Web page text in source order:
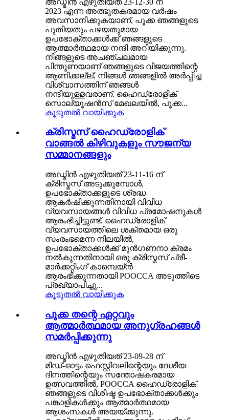
2023 എന്ന അത്ഭുതകരമായ വർഷം
അവസാനിക്കുകയാണ്, പൂക്ക ഞങ്ങളുടെ
പുതിയതും പഴയതുമായ
ഉപഭോക്താക്കൾക്ക് ഞങ്ങളുടെ
ആത്മാർത്ഥമായ നന്ദി അറിയിക്കുന്നു.
നിങ്ങളുടെ അചഞ്ചലമായ
പിന്തുണയാണ് ഞങ്ങളുടെ വിജയത്തിന്റെ
ആണിക്കല്ല്, നിങ്ങൾ ഞങ്ങളിൽ അർപ്പിച്ച
വിശ്വാസത്തിന് ഞങ്ങൾ
നന്ദിയുള്ളവരാണ്. ഹൈഡ്രോളിക്
സൊല്യൂഷൻസ് മേഖലയിൽ, പൂക്ക...
കൂടുതൽ വായിക്കുക
ക്രിസ്മസ് ഹൈഡ്രോളിക്
വാങ്ങൽ കിഴിവുകളും സൗജന്യ
സമ്മാനങ്ങളും
അഡ്മിൻ എഴുതിയത് 23-11-16 ന്
ക്രിസ്മസ് അടുക്കുമ്പോൾ,
ഉപഭോക്താക്കളുടെ ശ്രദ്ധ
ആകർഷിക്കുന്നതിനായി വിവിധ
വ്യവസായങ്ങൾ വിവിധ പ്രമോഷനുകൾ
ആരംഭിച്ചിട്ടുണ്ട്. ഹൈഡ്രോളിക്
വ്യവസായത്തിലെ ശക്തമായ ഒരു
സംരംഭമെന്ന നിലയിൽ,
ഉപഭോക്താക്കൾക്ക് മുൻഗണനാ ക്രമം
നൽകുന്നതിനായി ഒരു ക്രിസ്മസ് പ്രീ-
മാർക്കറ്റിംഗ് കാമ്പെയ്‌ൻ
ആരംഭിക്കുന്നതായി POOCCA അടുത്തിടെ
പ്രഖ്യാപിച്ചു...
കൂടുതൽ വായിക്കുക
പൂക്ക തന്റെ ഏറ്റവും
ആത്മാർത്ഥമായ അനുഗ്രഹങ്ങൾ
സമർപ്പിക്കുന്നു
അഡ്മിൻ എഴുതിയത് 23-09-28 ന്
മിഡ്-ഓട്ടം ഫെസ്റ്റിവലിന്റെയും ദേശീയ
ദിനത്തിന്റെയും സന്തോഷകരമായ
ഉത്സവത്തിൽ, POOCCA ഹൈഡ്രോളിക്
ഞങ്ങളുടെ വിശിഷ്ട ഉപഭോക്താക്കൾക്കും
പങ്കാളികൾക്കും ആത്മാർത്ഥമായ
ആശംസകൾ അയയ്ക്കുന്നു.